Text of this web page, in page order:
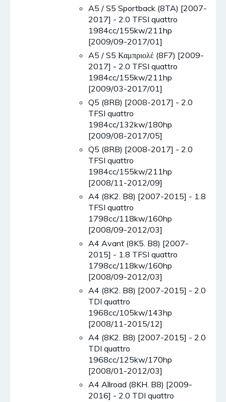
A5 / S5 Sportback (8TA) [2007-
2017] - 2.0 TFSI quattro
1984cc/155kw/211hp
[2009/09-2017/01]
A5 / S5 Καμπριολέ (8F7) [2009-
2017] - 2.0 TFSI quattro
1984cc/155kw/211hp
[2009/03-2017/01]
Q5 (8RB) [2008-2017] - 2.0
TFSI quattro
1984cc/132kw/180hp
[2009/08-2017/05]
Q5 (8RB) [2008-2017] - 2.0
TFSI quattro
1984cc/155kw/211hp
[2008/11-2012/09]
A4 (8K2. B8) [2007-2015] - 1.8
TFSI quattro
1798cc/118kw/160hp
[2008/09-2012/03]
A4 Avant (8K5. B8) [2007-
2015] - 1.8 TFSI quattro
1798cc/118kw/160hp
[2008/09-2012/03]
A4 (8K2. B8) [2007-2015] - 2.0
TDI quattro
1968cc/105kw/143hp
[2008/11-2015/12]
A4 (8K2. B8) [2007-2015] - 2.0
TDI quattro
1968cc/125kw/170hp
[2008/01-2012/03]
A4 Allroad (8KH. B8) [2009-
2016] - 2.0 TDI quattro